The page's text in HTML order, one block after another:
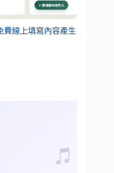
費線上填寫內容產生